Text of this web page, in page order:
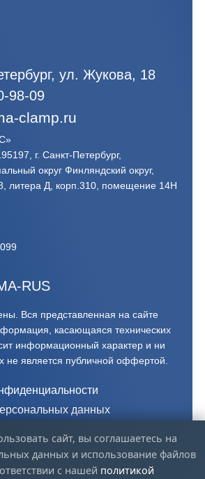
ул. Жукова, 18
98-09
clamp.ru
г. Санкт-Петербург,
округ Финляндский округ,
литера Д, корп.310, помещение 14Н
RUS
Вся представленная на сайте
касающаяся технических
информационный характер и ни
не является публичной оффертой.‍
данных
дистрибьютор NORMA
сайт, вы соглашаетесь на
данных и использование файлов
с нашей политикой